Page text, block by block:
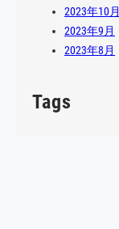
2023年10月
2023年9月
2023年8月
Tags